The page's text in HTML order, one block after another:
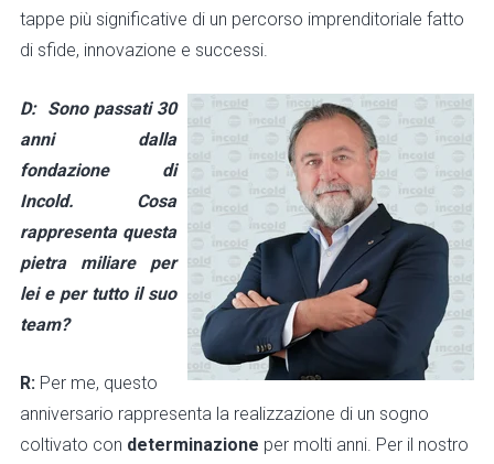
tappe più significative di un percorso imprenditoriale fatto
di sfide, innovazione e successi.
D: Sono passati 30
anni dalla
fondazione di
Incold. Cosa
rappresenta questa
pietra miliare per
lei e per tutto il suo
team?
R: Per me, questo
anniversario rappresenta la realizzazione di un sogno
coltivato con determinazione per molti anni. Per il nostro